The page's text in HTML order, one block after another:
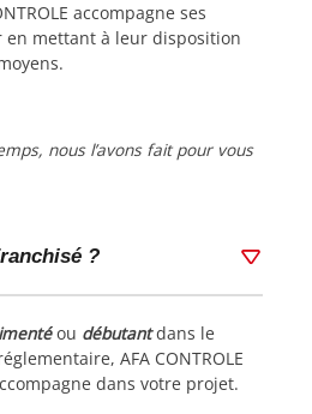
accompagne ses
en mettant à leur disposition
nous l’avons fait pour vous
?
ou débutant dans le
AFA CONTROLE
dans votre projet.